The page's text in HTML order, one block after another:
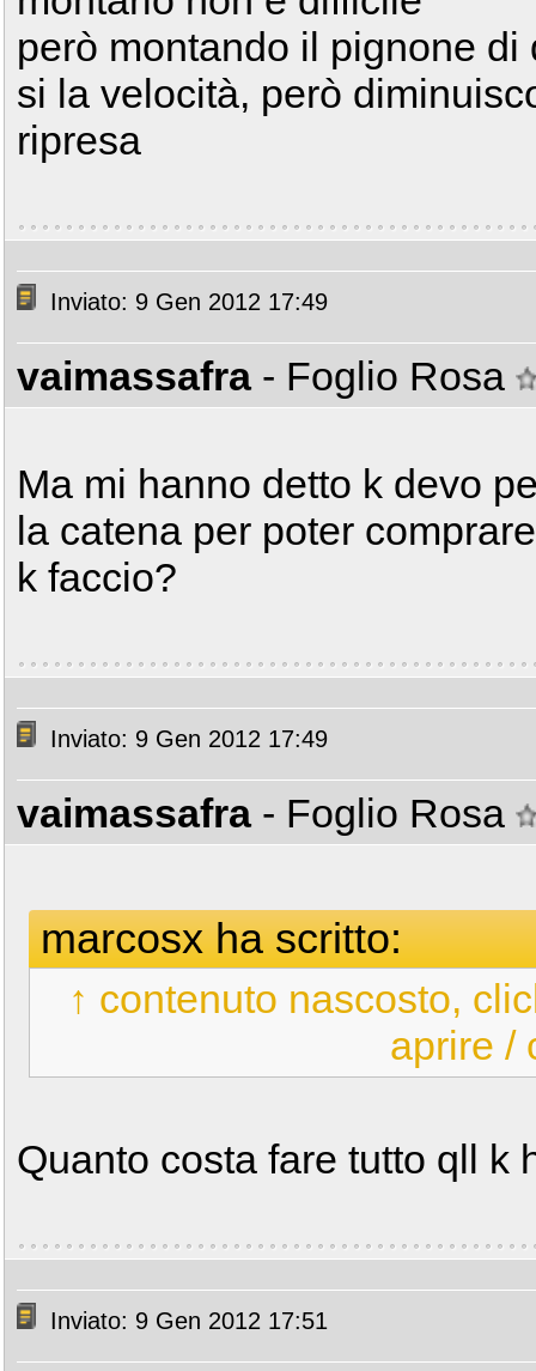
però montando il pignone
si la velocità, però
ripresa
Inviato: 9 Gen 2012 17:49
vaimassafra - Foglio Rosa
Ma mi hanno detto k devo
la catena per poter
k faccio?
Inviato: 9 Gen 2012 17:49
vaimassafra - Foglio Rosa
marcosx ha scritto:
↑ contenuto nascosto,
aprire /
Quanto costa fare tutto qll k
Inviato: 9 Gen 2012 17:51